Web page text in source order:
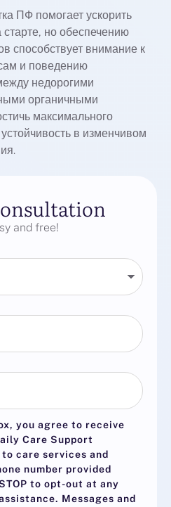
ПФ помогает ускорить
но обеспечению
способствует внимание к
и поведению
недорогими
органичными
максимального
в изменчивом
and free!
you agree to receive
Care Support
care services and
number provided
to opt-out at any
Messages and